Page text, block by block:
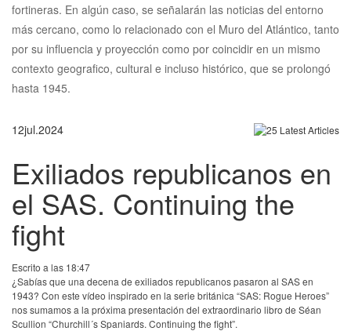
fortineras. En algún caso, se señalarán las noticias del entorno
más cercano, como lo relacionado con el Muro del Atlántico, tanto
por su influencia y proyección como por coincidir en un mismo
contexto geografico, cultural e incluso histórico, que se prolongó
hasta 1945.
12jul.2024
Exiliados republicanos en
el SAS. Continuing the
fight
Escrito a las 18:47
¿Sabías que una decena de exiliados republicanos pasaron al SAS en
1943? Con este vídeo inspirado en la serie británica “SAS: Rogue Heroes”
nos sumamos a la próxima presentación del extraordinario libro de Séan
Scullion “Churchill´s Spaniards. Continuing the fight”.